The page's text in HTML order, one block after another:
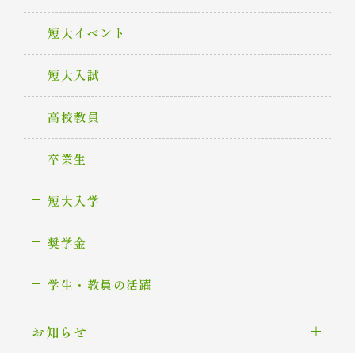
短大イベント
短大入試
高校教員
卒業生
短大入学
奨学金
学生・教員の活躍
お知らせ